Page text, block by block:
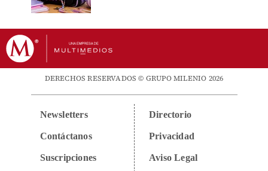
DERECHOS RESERVADOS © GRUPO MILENIO 2026
Newsletters
Contáctanos
Suscripciones
Directorio
Privacidad
Aviso Legal